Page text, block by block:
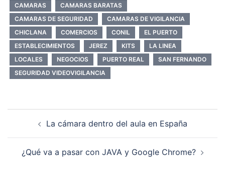
CAMARAS
CAMARAS BARATAS
CAMARAS DE SEGURIDAD
CAMARAS DE VIGILANCIA
CHICLANA
COMERCIOS CONIL
EL PUERTO
ESTABLECIMIENTOS
JEREZ KITS
LA LINEA
LOCALES
NEGOCIOS PUERTO REAL
SAN FERNANDO
SEGURIDAD VIDEOVIGILANCIA
La cámara dentro del aula en España
¿Qué va a pasar con JAVA y Google Chrome?